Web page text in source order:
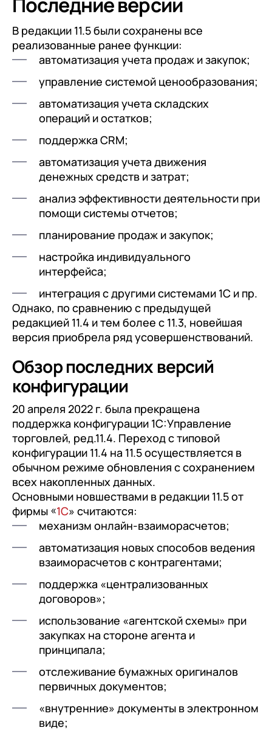
В редакции 11.5 были сохранены все
реализованные ранее функции:
автоматизация учета продаж и закупок;
управление системой ценообразования;
автоматизация учета складских
операций и остатков;
поддержка CRM;
автоматизация учета движения
денежных средств и затрат;
анализ эффективности деятельности при
помощи системы отчетов;
планирование продаж и закупок;
настройка индивидуального
интерфейса;
интеграция с другими системами 1С и пр.
Однако, по сравнению с предыдущей
редакцией 11.4 и тем более с 11.3, новейшая
версия приобрела ряд усовершенствований.
Обзор последних версий
конфигурации
20 апреля 2022 г. была прекращена
поддержка конфигурации 1С:Управление
торговлей, ред.11.4. Переход с типовой
конфигурации 11.4 на 11.5 осуществляется в
обычном режиме обновления с сохранением
всех накопленных данных.
Основными новшествами в редакции 11.5 от
фирмы «1С» считаются:
механизм онлайн-взаиморасчетов;
автоматизация новых способов ведения
взаиморасчетов с контрагентами;
поддержка «централизованных
договоров»;
использование «агентской схемы» при
закупках на стороне агента и
принципала;
отслеживание бумажных оригиналов
первичных документов;
«внутренние» документы в электронном
виде;